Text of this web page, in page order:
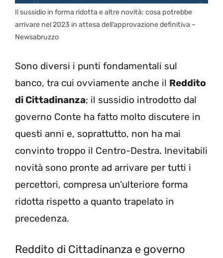
Il sussidio in forma ridotta e altre novità: cosa potrebbe
arrivare nel 2023 in attesa dell’approvazione definitiva –
Newsabruzzo
Sono diversi i punti fondamentali sul
banco, tra cui ovviamente anche il Reddito
di Cittadinanza; il sussidio introdotto dal
governo Conte ha fatto molto discutere in
questi anni e, soprattutto, non ha mai
convinto troppo il Centro-Destra. Inevitabili
novità sono pronte ad arrivare per tutti i
percettori, compresa un’ulteriore forma
ridotta rispetto a quanto trapelato in
precedenza.
Reddito di Cittadinanza e governo